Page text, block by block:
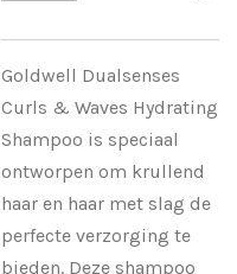
Goldwell Dualsenses
Curls & Waves Hydrating
Shampoo is speciaal
ontworpen om krullend
haar en haar met slag de
perfecte verzorging te
bieden. Deze shampoo